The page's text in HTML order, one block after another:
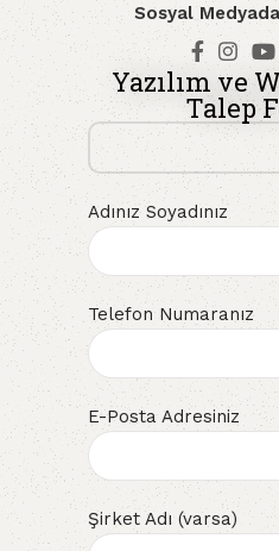
Sosyal
Yazılım ve
Talep
Adınız Soyadınız
Telefon Numaranız
E-Posta Adresiniz
Şirket Adı (varsa)